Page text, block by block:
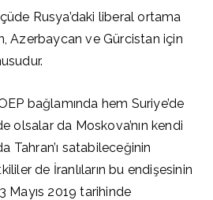
Rusya’daki liberal ortama
Azerbaycan ve Gürcistan için
bağlamında hem Suriye’de
olsalar da Moskova’nın kendi
Tahran’ı satabileceğinin
de İranlıların bu endişesinin
Mayıs 2019 tarihinde